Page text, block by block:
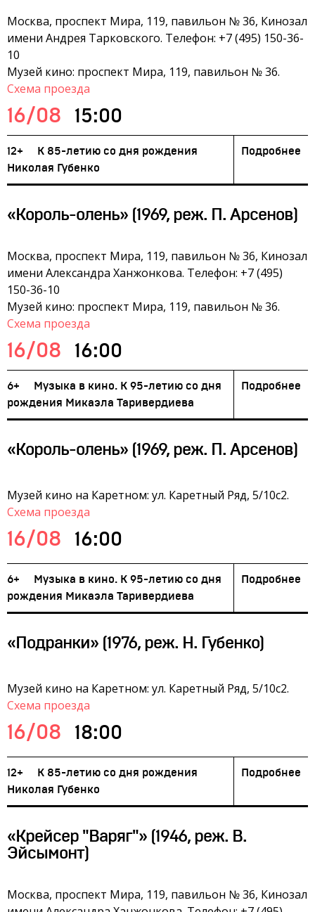
Москва, проспект Мира, 119, павильон № 36, Кинозал
имени Андрея Тарковского. Телефон: +7 (495) 150-36-
10
Музей кино: проспект Мира, 119, павильон № 36.
Схема проезда
16/08 15:00
12+
К 85-летию со дня рождения
Николая Губенко
Подробнее
«Король-олень» (1969, реж. П. Арсенов)
Москва, проспект Мира, 119, павильон № 36, Кинозал
имени Александра Ханжонкова. Телефон: +7 (495)
150-36-10
Музей кино: проспект Мира, 119, павильон № 36.
Схема проезда
16/08 16:00
6+
Музыка в кино. К 95-летию со дня
рождения Микаэла Таривердиева
Подробнее
«Король-олень» (1969, реж. П. Арсенов)
Музей кино на Каретном: ул. Каретный Ряд, 5/10с2.
Схема проезда
16/08 16:00
6+
Музыка в кино. К 95-летию со дня
рождения Микаэла Таривердиева
Подробнее
«Подранки» (1976, реж. Н. Губенко)
Музей кино на Каретном: ул. Каретный Ряд, 5/10с2.
Схема проезда
16/08 18:00
12+
К 85-летию со дня рождения
Николая Губенко
Подробнее
«Крейсер "Варяг"» (1946, реж. В.
Эйсымонт)
Москва, проспект Мира, 119, павильон № 36, Кинозал